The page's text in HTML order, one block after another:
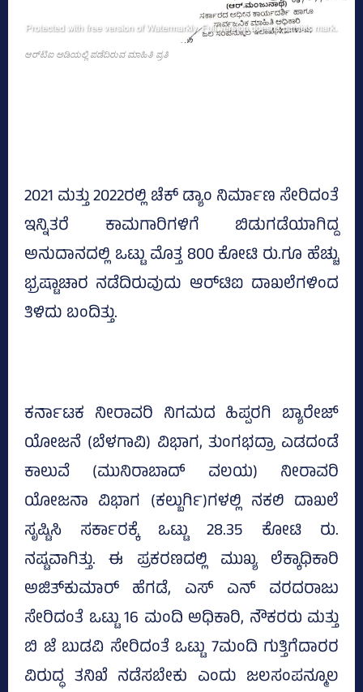
ಆರ್‌ಟಿಐ ಅಡಿಯಲ್ಲಿ ಪಡೆದಿರುವ ಮಾಹಿತಿ ಪ್ರತಿ
2021 ಮತ್ತು 2022ರಲ್ಲಿ ಚೆಕ್‌ ಡ್ಯಾಂ ನಿರ್ಮಾಣ ಸೇರಿದಂತೆ
ಇನ್ನಿತರೆ ಕಾಮಗಾರಿಗಳಿಗೆ ಬಿಡುಗಡೆಯಾಗಿದ್ದ
ಅನುದಾನದಲ್ಲಿ ಒಟ್ಟು ಮೊತ್ತ 800 ಕೋಟಿ ರು.ಗೂ ಹೆಚ್ಚು
ಭ್ರಷ್ಟಾಚಾರ ನಡೆದಿರುವುದು ಆರ್‌ಟಿಐ ದಾಖಲೆಗಳಿಂದ
ತಿಳಿದು ಬಂದಿತ್ತು.
ಕರ್ನಾಟಕ ನೀರಾವರಿ ನಿಗಮದ ಹಿಪ್ಪರಗಿ ಬ್ಯಾರೇಜ್
ಯೋಜನೆ (ಬೆಳಗಾವಿ) ವಿಭಾಗ, ತುಂಗಭದ್ರಾ ಎಡದಂಡೆ
ಕಾಲುವೆ (ಮುನಿರಾಬಾದ್‌ ವಲಯ) ನೀರಾವರಿ
ಯೋಜನಾ ವಿಭಾಗ (ಕಲ್ಬುರ್ಗಿ)ಗಳಲ್ಲಿ ನಕಲಿ ದಾಖಲೆ
ಸೃಷ್ಟಿಸಿ ಸರ್ಕಾರಕ್ಕೆ ಒಟ್ಟು 28.35 ಕೋಟಿ ರು.
ನಷ್ಟವಾಗಿತ್ತು. ಈ ಪ್ರಕರಣದಲ್ಲಿ ಮುಖ್ಯ ಲೆಕ್ಕಾಧಿಕಾರಿ
ಅಜಿತ್‌ಕುಮಾರ್‌ ಹೆಗಡೆ, ಎಸ್‌ ಎನ್‌ ವರದರಾಜು
ಸೇರಿದಂತೆ ಒಟ್ಟು 16 ಮಂದಿ ಅಧಿಕಾರಿ, ನೌಕರರು ಮತ್ತು
ಬಿ ಜೆ ಬುಡವಿ ಸೇರಿದಂತೆ ಒಟ್ಟು 7ಮಂದಿ ಗುತ್ತಿಗೆದಾರರ
ವಿರುದ್ಧ ತನಿಖೆ ನಡೆಸಬೇಕು ಎಂದು ಜಲಸಂಪನ್ಮೂಲ